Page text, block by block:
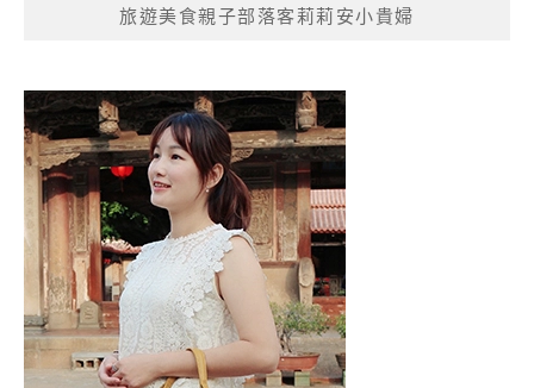
旅遊美食親子部落客莉莉安小貴婦